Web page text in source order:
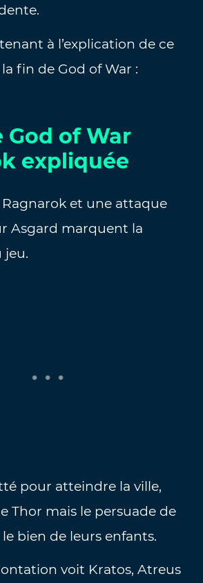
à l’explication de ce
fin de God of War :
God of War
expliquée
Ragnarok et une attaque
Asgard marquent la
jeu.
pour atteindre la ville,
Thor mais le persuade de
bien de leurs enfants.
voit Kratos, Atreus